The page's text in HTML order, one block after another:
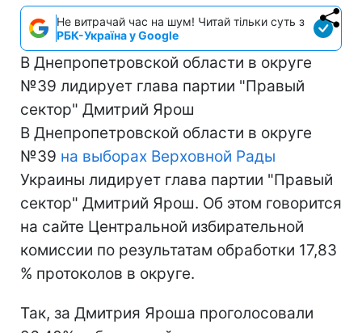
Не витрачай час на шум! Читай тільки суть з
РБК-Україна у Google
В Днепропетровской области в округе
№39 лидирует глава партии "Правый
сектор" Дмитрий Ярош
В Днепропетровской области в округе
№39 на выборах Верховной Рады
Украины лидирует глава партии "Правый
сектор" Дмитрий Ярош. Об этом говорится
на сайте Центральной избирательной
комиссии по результатам обработки 17,83
% протоколов в округе.
Так, за Дмитрия Яроша проголосовали